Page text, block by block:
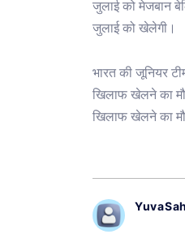
जुलाई को मेजबान
जुलाई को खेलेगी।
भारत की जूनियर
खिलाफ खेलने का
खिलाफ खेलने का